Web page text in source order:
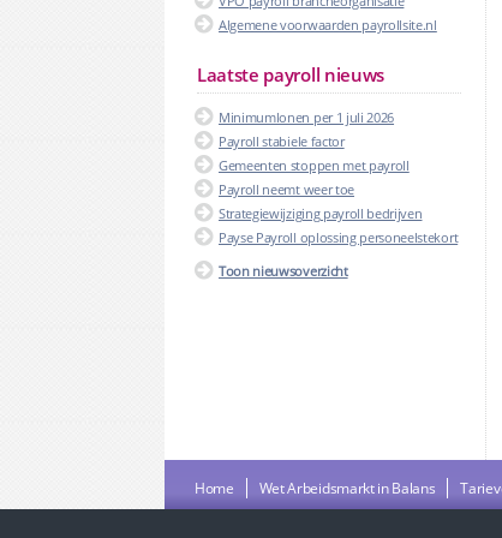
Algemene voorwaarden payrollsite.nl
Laatste payroll nieuws
Minimumlonen per 1 juli 2026
Payroll stabiele factor
Gemeenten stoppen met payroll
Payroll neemt weer toe
Strategiewijziging payroll bedrijven
Payse Payroll oplossing personeelstekort
Toon nieuwsoverzicht
Home Wet Arbeidsmarkt in Balans